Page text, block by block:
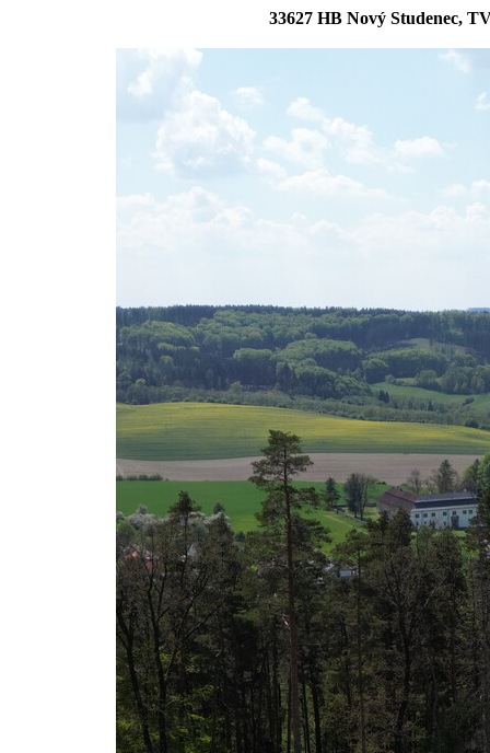
33627 HB Nový Studenec,